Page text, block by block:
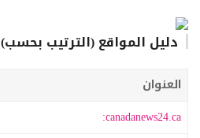
دليل المواقع (الترتيب بحسب)
العنوان
canadanews24.ca: